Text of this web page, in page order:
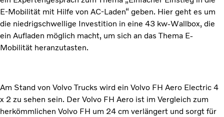
E-Mobilität mit Hilfe von AC-Laden“ geben. Hier geht es um
die niedrigschwellige Investition in eine 43 kw-Wallbox, die
ein Aufladen möglich macht, um sich an das Thema E-
Mobilität heranzutasten.
Am Stand von Volvo Trucks wird ein Volvo FH Aero Electric 4
x 2 zu sehen sein. Der Volvo FH Aero ist im Vergleich zum
herkömmlichen Volvo FH um 24 cm verlängert und sorgt für